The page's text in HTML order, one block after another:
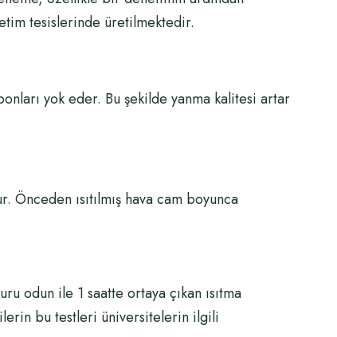
tesislerinde üretilmektedir.
yok eder. Bu şekilde yanma kalitesi artar
ısıtılmış hava cam boyunca
odun ile 1 saatte ortaya çıkan ısıtma
bu testleri üniversitelerin ilgili